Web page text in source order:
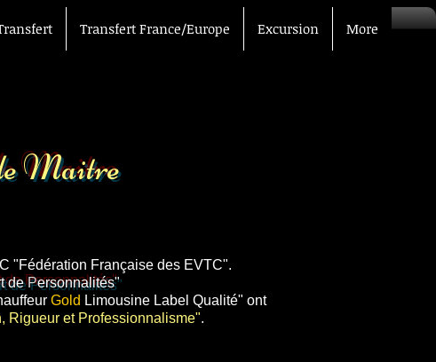
Transfert France/Europe Excursion More
Maitre
"Fédération Française des EVTC".
dePersonnalités"
Gold Limousine Label Qualité" ont
Rigueur et Professionnalisme".